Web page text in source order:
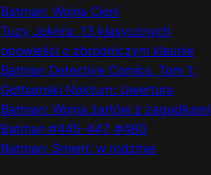
Batman: Wojna Cieni
Tuzy Jokera: 13 klasycznych
opowieści o zbrodniczym klaunie
Batman Detective Comics, Tom 1:
Gothamski Nokturn: Uwertura
Batman: Wojna żartów z zagadkami
Batman #445-447, #480
Batman: Śmierć w rodzinie